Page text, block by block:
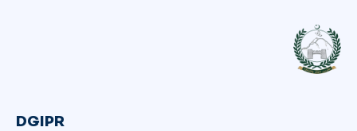
DGIPR